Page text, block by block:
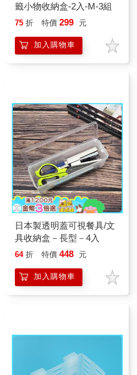
籤小物收納盒-2入-M-3組
75 折 特價 299 元
加入購物車
日本製透明蓋可視餐具/文
具收納盒－長型－4入
64 折 特價 448 元
加入購物車